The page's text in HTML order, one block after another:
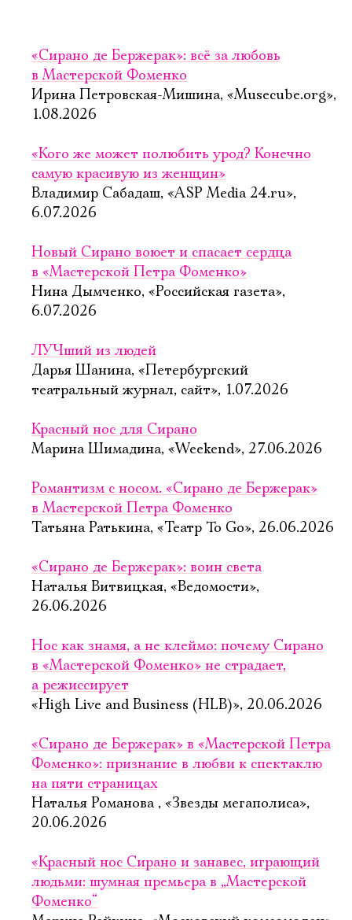
«Сирано де Бержерак»: всё за любовь
в Мастерской Фоменко
Ирина Петровская-Мишина, «Musecube.org»,
1.08.2026
«Кого же может полюбить урод? Конечно
самую красивую из женщин»
Владимир Сабадаш, «ASP Media 24.ru»,
6.07.2026
Новый Сирано воюет и спасает сердца
в «Мастерской Петра Фоменко»
Нина Дымченко, «Российская газета»,
6.07.2026
ЛУЧший из людей
Дарья Шанина, «Петербургский
театральный журнал, сайт», 1.07.2026
Красный нос для Сирано
Марина Шимадина, «Weekend», 27.06.2026
Романтизм с носом. «Сирано де Бержерак»
в Мастерской Петра Фоменко
Татьяна Ратькина, «Театр To Go», 26.06.2026
«Сирано де Бержерак»: воин света
Наталья Витвицкая, «Ведомости»,
26.06.2026
Нос как знамя, а не клеймо: почему Сирано
в «Мастерской Фоменко» не страдает,
а режиссирует
«High Live and Business (HLB)», 20.06.2026
«Сирано де Бержерак» в «Мастерской Петра
Фоменко»: признание в любви к спектаклю
на пяти страницах
Наталья Романова , «Звезды мегаполиса»,
20.06.2026
«Красный нос Сирано и занавес, играющий
людьми: шумная премьера в „Мастерской
Фоменко“
Имя
Ознакомиться